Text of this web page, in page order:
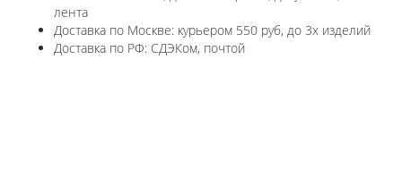
лента
Доставка по Москве: курьером 550 руб, до 3х изделий
Доставка по РФ: СДЭКом, почтой